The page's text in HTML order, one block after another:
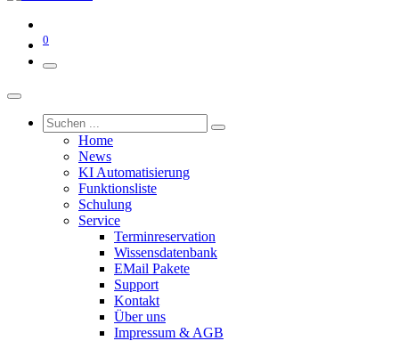
0
Home
News
KI Automatisierung
Funktionsliste
Schulung
Service
Terminreservation
Wissensdatenbank
EMail Pakete
Support
Kontakt
Über uns
Impressum & AGB